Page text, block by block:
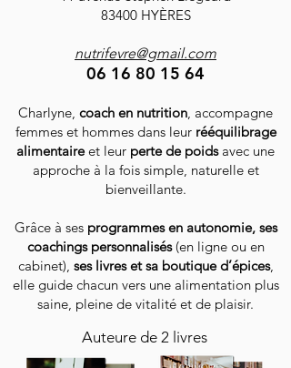
Pack de 6 sachets d'épices
de 30g
83400 HYÈRES
nutrifevre@gmail.com
06 16 80 15 64
Charlyne, coach en nutrition, accompagne
femmes et hommes dans leur rééquilibrage
alimentaireet leur perte de poidsavec une
approche à la fois simple, naturelle et
bienveillante.
Grâce à ses programmes en autonomie, ses
coachings personnalisés(en ligne ou en
cabinet), ses livres et sa boutique d’épices,
elle guide chacun vers une alimentation plus
saine, pleine de vitalité et de plaisir.
Auteure de 2 livres